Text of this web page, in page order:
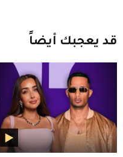
قد يعجبك أيضاً